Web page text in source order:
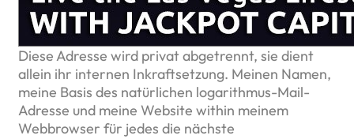
Diese Adresse wird privat abgetrennt, sie dient
allein ihr internen Inkraftsetzung. Meinen Namen,
meine Basis des natürlichen logarithmus-Mail-
Adresse und meine Website within meinem
Webbrowser für jedes die nächste